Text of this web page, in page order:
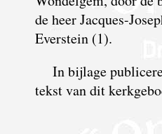
de heer Jacques-
Everstein (1).
In bijlage
tekst van dit